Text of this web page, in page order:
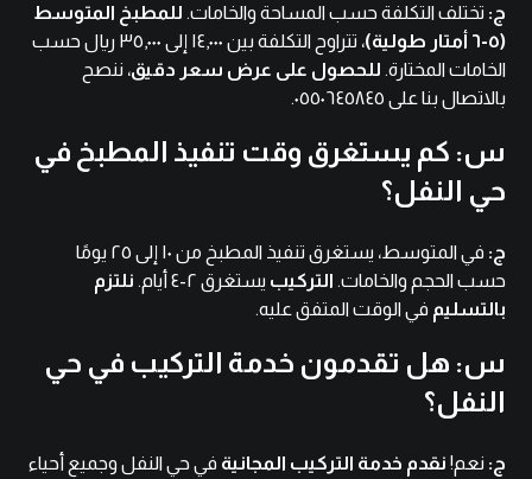
ج: تختلف التكلفة حسب المساحة والخامات. للمطبخ المتوسط
(٥-٦ أمتار طولية)
، تتراوح التكلفة بين ١٤,٠٠٠ إلى ٣٥,٠٠٠ ريال حسب
الخامات المختارة. للحصول على عرض سعر دقيق، ننصح
بالاتصال بنا على ٠٥٥٠٦٤٥٨٤٥.
س: كم يستغرق وقت تنفيذ المطبخ في
حي النفل؟
ج:
في المتوسط، يستغرق تنفيذ المطبخ من ١٠ إلى ٢٥ يومًا
حسب الحجم والخامات. التركيب يستغرق ٢-٤ أيام.
نلتزم
بالتسليم في الوقت المتفق عليه.
س: هل تقدمون خدمة التركيب في حي
النفل؟
ج: نعم! نقدم خدمة التركيب المجانية في حي النفل وجميع أحياء